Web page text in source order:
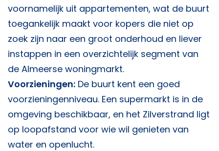
voornamelijk uit appartementen, wat de buurt
toegankelijk maakt voor kopers die niet op
zoek zijn naar een groot onderhoud en liever
instappen in een overzichtelijk segment van
de Almeerse woningmarkt.
Voorzieningen: De buurt kent een goed
voorzieningenniveau. Een supermarkt is in de
omgeving beschikbaar, en het Zilverstrand ligt
op loopafstand voor wie wil genieten van
water en openlucht.